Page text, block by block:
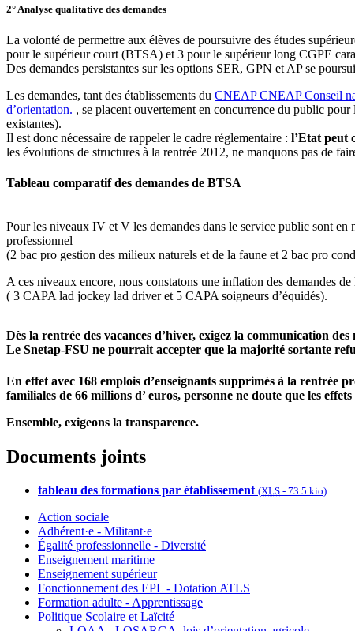
2° Analyse qualitative des demandes
La volonté de permettre aux élèves de poursuivre des études
pour le supérieur court (BTSA) et 3 pour le supérieur long CGPE
Des demandes persistantes sur les options SER, GPN et AP se
Les demandes, tant des établissements du CNEAP CNEAP Conseil
d’orientation. , se placent ouvertement en concurrence du public
existantes).
Il est donc nécessaire de rappeler le cadre réglementaire : l’Etat peut
les évolutions de structures à la rentrée 2012, ne manquons pas de
Tableau comparatif des demandes de BTSA
Pour les niveaux IV et V les demandes dans le service public sont en
professionnel
(2 bac pro gestion des milieux naturels et de la faune et 2 bac pro
A ces niveaux encore, nous constatons une inflation des demandes
( 3 CAPA lad jockey lad driver et 5 CAPA soigneurs d’équidés).
Dès la rentrée des vacances d’hiver, exigez la communication
Le Snetap-FSU ne pourrait accepter que la majorité sortante
En effet avec 168 emplois d’enseignants supprimés à la rentrée
familiales de 66 millions d’ euros, personne ne doute que les
Ensemble, exigeons la transparence.
Documents joints
tableau des formations par établissement (XLS - 73.5 kio)
Action sociale
Adhérent·e - Militant·e
Égalité professionnelle - Diversité
Enseignement maritime
Enseignement supérieur
Fonctionnement des EPL - Dotation ATLS
Formation adulte - Apprentissage
Politique Scolaire et Laïcité